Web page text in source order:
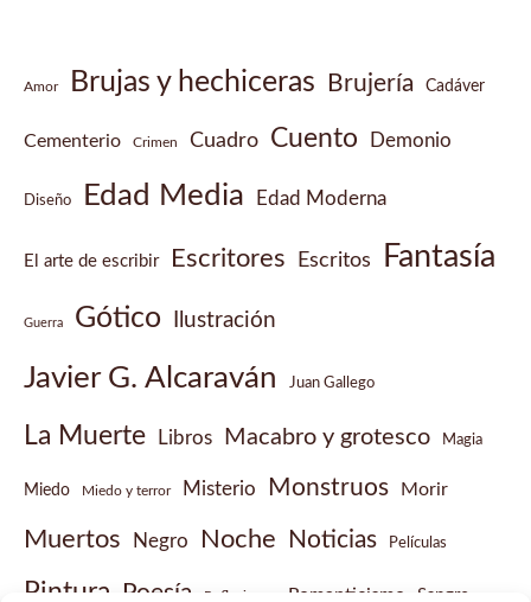
Amor Brujas y hechiceras Brujería Cadáver
Cementerio Crimen Cuadro Cuento Demonio
Diseño Edad Media Edad Moderna
El arte de escribir Escritores Escritos Fantasía
Guerra Gótico Ilustración
Javier G. Alcaraván Juan Gallego
La Muerte Libros Macabro y grotesco Magia
Miedo Miedo y terror Misterio Monstruos Morir
Muertos Negro Noche Noticias Películas
Pintura Poesía Reflexiones Romanticismo Sangre